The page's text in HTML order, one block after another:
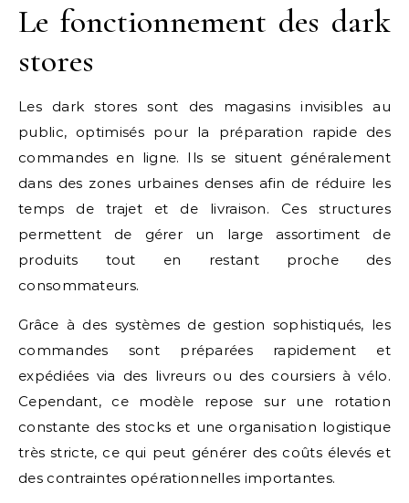
Le fonctionnement des dark
stores
Les dark stores sont des magasins invisibles au
public, optimisés pour la préparation rapide des
commandes en ligne. Ils se situent généralement
dans des zones urbaines denses afin de réduire les
temps de trajet et de livraison. Ces structures
permettent de gérer un large assortiment de
produits tout en restant proche des
consommateurs.
Grâce à des systèmes de gestion sophistiqués, les
commandes sont préparées rapidement et
expédiées via des livreurs ou des coursiers à vélo.
Cependant, ce modèle repose sur une rotation
constante des stocks et une organisation logistique
très stricte, ce qui peut générer des coûts élevés et
des contraintes opérationnelles importantes.